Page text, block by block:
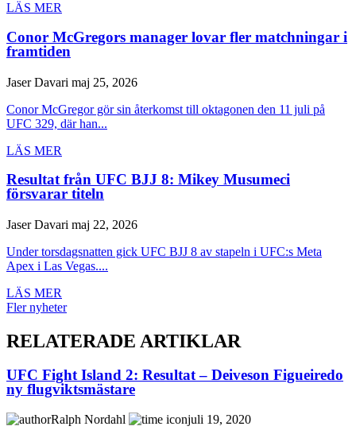
LÄS MER
Conor McGregors manager lovar fler matchningar i
framtiden
Jaser Davari maj 25, 2026
Conor McGregor gör sin återkomst till oktagonen den 11 juli på
UFC 329, där han...
LÄS MER
Resultat från UFC BJJ 8: Mikey Musumeci
försvarar titeln
Jaser Davari maj 22, 2026
Under torsdagsnatten gick UFC BJJ 8 av stapeln i UFC:s Meta
Apex i Las Vegas....
LÄS MER
Fler nyheter
RELATERADE ARTIKLAR
UFC Fight Island 2: Resultat – Deiveson Figueiredo
ny flugviktsmästare
Ralph Nordahl
juli 19, 2020